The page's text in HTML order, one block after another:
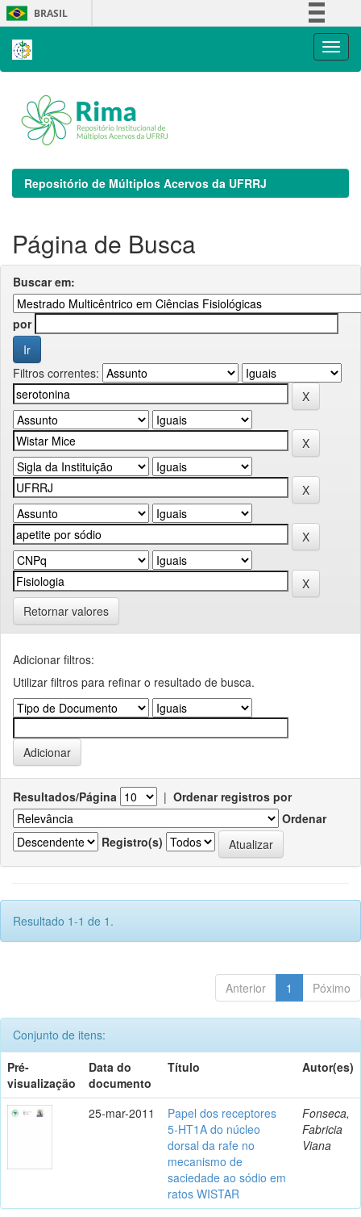
Skip
navigation
BRASIL
Repositório de Múltiplos Acervos da UFRRJ
Página de Busca
Buscar em:
por
Filtros correntes:
Retornar valores
Adicionar filtros:
Utilizar filtros para refinar o resultado de busca.
Resultados/Página | Ordenar registros por
Ordenar
Registro(s)
Resultado 1-1 de 1.
Anterior 1 Póximo
Conjunto de itens:
Pré-
visualização
Data do
documento
Título Autor(es)
25-mar-2011
Papel dos receptores
5-HT1A do núcleo
dorsal da rafe no
mecanismo de
saciedade ao sódio em
ratos WISTAR
Fonseca,
Fabricia
Viana